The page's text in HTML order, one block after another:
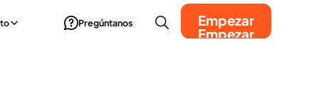
Pregúntanos
Empezar
Empezar